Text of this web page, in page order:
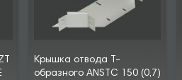
Крышка отвода Т-
образного ANSTC 150 (0,7)